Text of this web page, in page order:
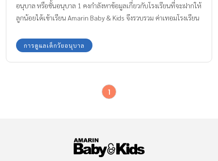
อนุบาล หรือชั้นอนุบาล 1 คงกำลังหาข้อมูลเกี่ยวกับโรงเรียนที่จะฝากให้
ลูกน้อยได้เข้าเรียน Amarin Baby & Kids จึงรวบรวม ค่าเทอมโรงเรียน
ค่ะการดูแลเด็กวัยอนุบาล
1